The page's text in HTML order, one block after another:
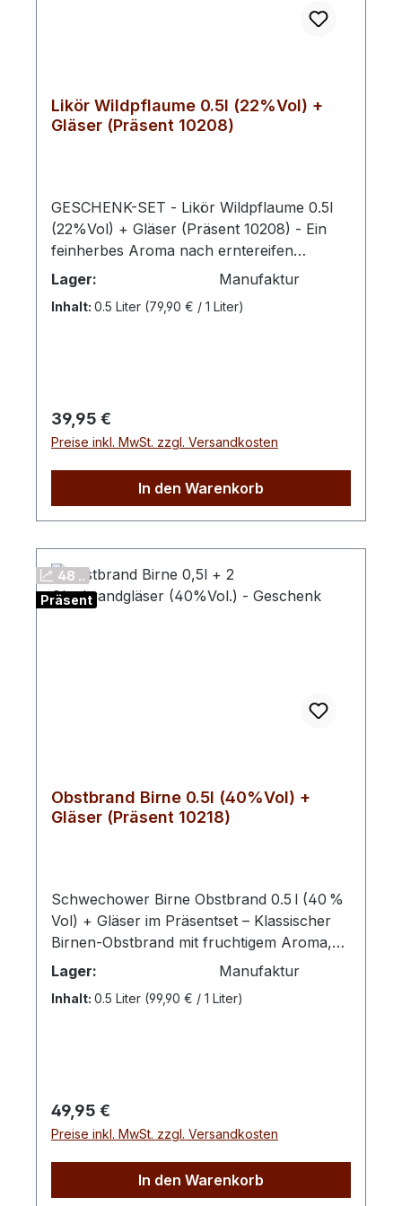
Likör Wildpflaume 0.5l (22%Vol) +
Gläser (Präsent 10208)
GESCHENK-SET - Likör Wildpflaume 0.5l
(22%Vol) + Gläser (Präsent 10208) - Ein
feinherbes Aroma nach erntereifen
Pflaumen trifft bei unserem Pflaumenlikör
auf ausgewogene Süße. Ein aufregender,
taffer Charakter, bei dem sich die Sinne
hervorbringt. Die hoch aromatischen
Wildpflaumen sind die Grundlage des Likörs
Nuancen sehr geschätzt.
Lager: Manufaktur
Inhalt: 0.5 Liter (79,90 € / 1 Liter)
Regulärer Preis:
39,95 €
Preise inkl. MwSt. zzgl. Versandkosten
In den Warenkorb
48 ..
Präsent
Obstbrand Birne 0.5l (40%Vol) +
Gläser (Präsent 10218)
Schwechower Birne Obstbrand 0.5 l (40 %
Vol) + Gläser im Präsentset – Klassischer
Birnen‑Obstbrand mit fruchtigem Aroma,
kombiniert mit hochwertigen
Präsentgläsern – eine edle Geschenkidee
für Genießer klarer Spirituosen. Mit dem
besonderes Präsent für Genießer. Die
Kombination aus klarer Spirituose und
hochwertigen Genuss‑Erlebnis. Der Birne
Obstbrand zeichnet sich durch sein
Lager: Manufaktur
Inhalt: 0.5 Liter (99,90 € / 1 Liter)
Regulärer Preis:
49,95 €
Preise inkl. MwSt. zzgl. Versandkosten
In den Warenkorb